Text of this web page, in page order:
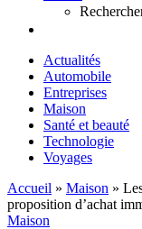
Actualités
Automobile
Entreprises
Maison
Santé et beauté
Technologie
Voyages
Accueil » Maison »
proposition d’achat
Maison